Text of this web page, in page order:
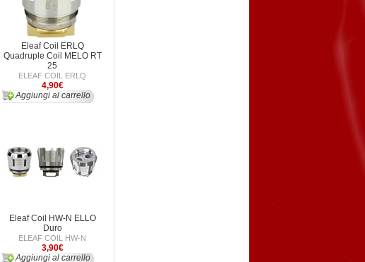
Eleaf Coil ERLQ
Quadruple Coil MELO RT
25
ELEAF COIL ERLQ
4,90€
Aggiungi al carrello
Eleaf Coil HW-N ELLO
Duro
ELEAF COIL HW-N
3,90€
Aggiungi al carrello